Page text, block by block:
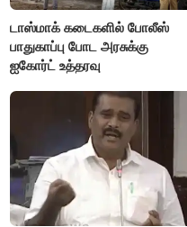
டாஸ்மாக் கடைகளில் போலீஸ்
பாதுகாப்பு போட அரசுக்கு
ஐகோர்ட் உத்தரவு